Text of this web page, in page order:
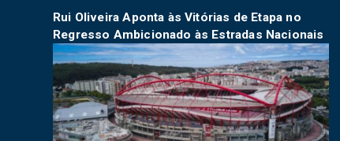
Rui Oliveira Aponta às Vitórias de Etapa no
Regresso Ambicionado às Estradas Nacionais